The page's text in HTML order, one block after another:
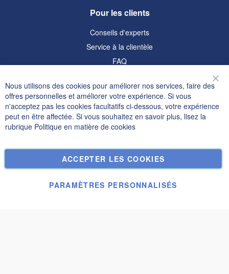
Pour les clients
Conseils d'experts
Service à la clientèle
FAQ
Informations
Politique de confidentialité et cookies
Termes de recherche
Commandes et retours
Nous contacter
Nous utilisons des cookies pour améliorer nos services, faire des
offres personnelles et améliorer votre expérience. Si vous
n'acceptez pas les cookies facultatifs ci-dessous, votre expérience
peut en être affectée. Si vous souhaitez en savoir plus, lisez la
rubrique Politique en matière de cookies
ACCEPTER LES COOKIES
PARAMÈTRES PERSONNALISÉS